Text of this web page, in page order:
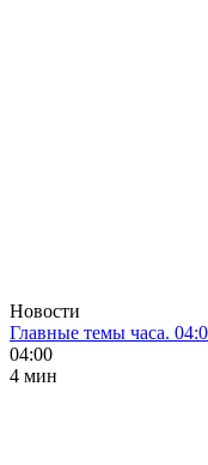
Новости
Главные темы часа.
04:00
4 мин